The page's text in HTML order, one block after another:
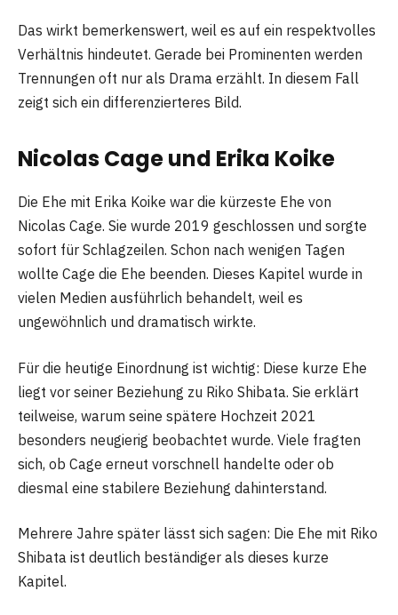
Das wirkt bemerkenswert, weil es auf ein respektvolles
Verhältnis hindeutet. Gerade bei Prominenten werden
Trennungen oft nur als Drama erzählt. In diesem Fall
zeigt sich ein differenzierteres Bild.
Nicolas Cage und Erika Koike
Die Ehe mit Erika Koike war die kürzeste Ehe von
Nicolas Cage. Sie wurde 2019 geschlossen und sorgte
sofort für Schlagzeilen. Schon nach wenigen Tagen
wollte Cage die Ehe beenden. Dieses Kapitel wurde in
vielen Medien ausführlich behandelt, weil es
ungewöhnlich und dramatisch wirkte.
Für die heutige Einordnung ist wichtig: Diese kurze Ehe
liegt vor seiner Beziehung zu Riko Shibata. Sie erklärt
teilweise, warum seine spätere Hochzeit 2021
besonders neugierig beobachtet wurde. Viele fragten
sich, ob Cage erneut vorschnell handelte oder ob
diesmal eine stabilere Beziehung dahinterstand.
Mehrere Jahre später lässt sich sagen: Die Ehe mit Riko
Shibata ist deutlich beständiger als dieses kurze
Kapitel.